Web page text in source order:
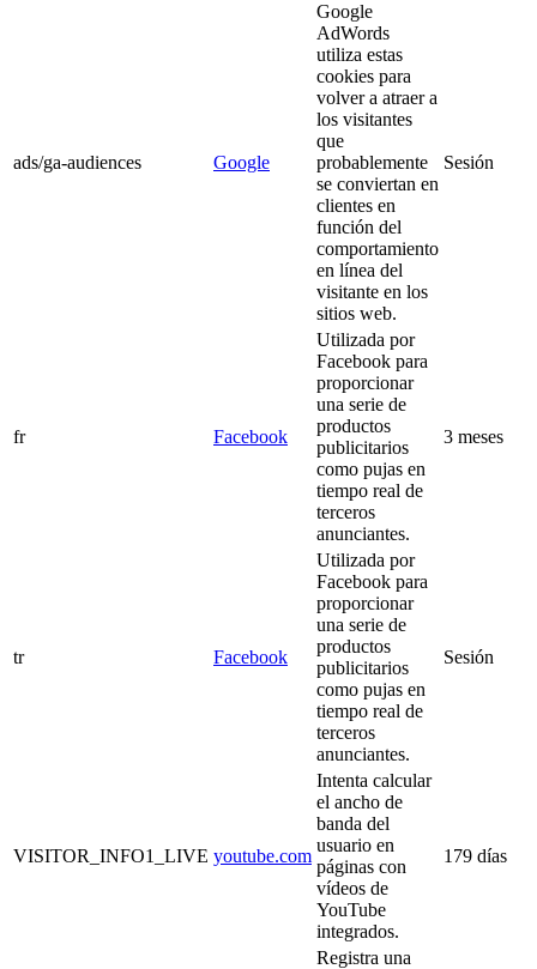
ads/ga-audiences Google
Google
AdWords
utiliza estas
cookies para
volver a atraer a
los visitantes
que
probablemente
se conviertan en
clientes en
función del
comportamiento
en línea del
visitante en los
sitios web.
Sesión
fr Facebook
Utilizada por
Facebook para
proporcionar
una serie de
productos
publicitarios
como pujas en
tiempo real de
terceros
anunciantes.
3 meses
tr Facebook
Utilizada por
Facebook para
proporcionar
una serie de
productos
publicitarios
como pujas en
tiempo real de
terceros
anunciantes.
Sesión
VISITOR_INFO1_LIVE youtube.com
Intenta calcular
el ancho de
banda del
usuario en
páginas con
vídeos de
YouTube
integrados.
179 días
Registra una